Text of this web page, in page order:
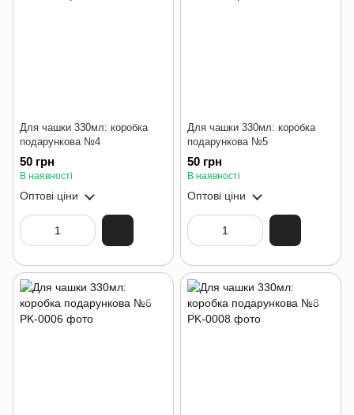
Для чашки 330мл: коробка
подарункова №4
50 грн
В наявності
Оптові ціни
Для чашки 330мл: коробка
подарункова №5
50 грн
В наявності
Оптові ціни